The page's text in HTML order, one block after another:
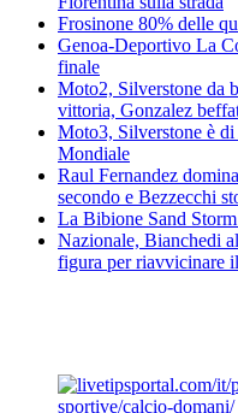
Frosinone 80% delle
Genoa-Deportivo La
finale
Moto2, Silverstone da
vittoria, Gonzalez
Moto3, Silverstone è
Mondiale
Raul Fernandez
secondo e Bezzecchi
La Bibione Sand
Nazionale, Bianchedi
figura per riavvicinare